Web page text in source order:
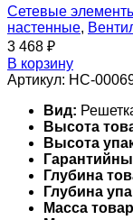
Сетевые
настенные,
3 468 ₽
В корзину
Артикул: НС-
Вид:
Высота
Высота
Глубина
Глубина
Масса